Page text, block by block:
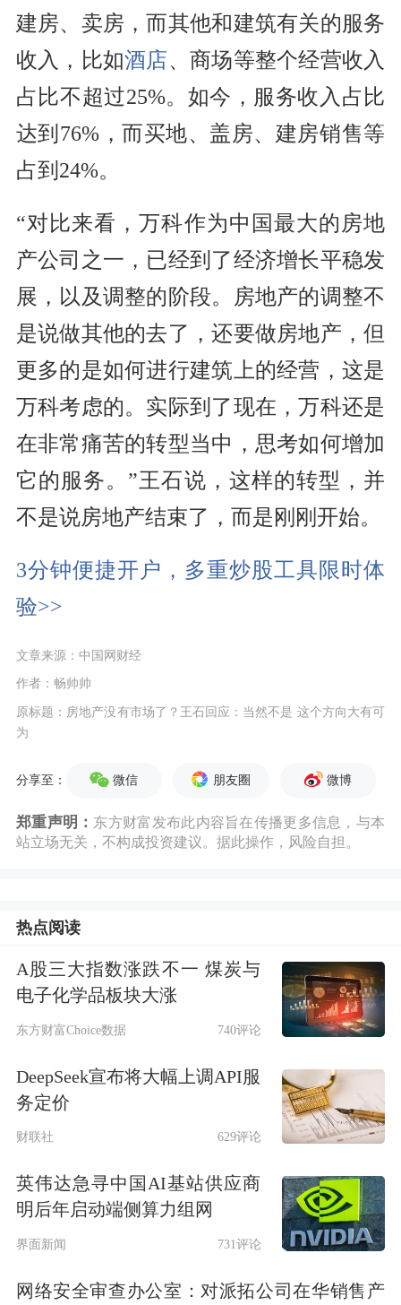
建房、卖房，而其他和建筑有关的服务
收入，比如酒店、商场等整个经营收入
占比不超过25%。如今，服务收入占比
达到76%，而买地、盖房、建房销售等
占到24%。
“对比来看，万科作为中国最大的房地
产公司之一，已经到了经济增长平稳发
展，以及调整的阶段。房地产的调整不
是说做其他的去了，还要做房地产，但
更多的是如何进行建筑上的经营，这是
万科考虑的。实际到了现在，万科还是
在非常痛苦的转型当中，思考如何增加
它的服务。”王石说，这样的转型，并
不是说房地产结束了，而是刚刚开始。
3分钟便捷开户，多重炒股工具限时体
验>>
文章来源：中国网财经
作者：畅帅帅
原标题：房地产没有市场了？王石回应：当然不是 这个方向大有可
为
分享至： 微信 朋友圈 微博
郑重声明： 东方财富发布此内容旨在传播更多信息，与本
站立场无关，不构成投资建议。据此操作，风险自担。
热点阅读
A股三大指数涨跌不一 煤炭与
电子化学品板块大涨
东方财富Choice数据 740评论
DeepSeek宣布将大幅上调API服
务定价
财联社 629评论
英伟达急寻中国AI基站供应商
明后年启动端侧算力组网
界面新闻 731评论
网络安全审查办公室：对派拓公司在华销售产